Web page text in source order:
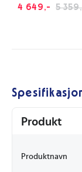
4 649,- 5
Produkt
Produktnavn